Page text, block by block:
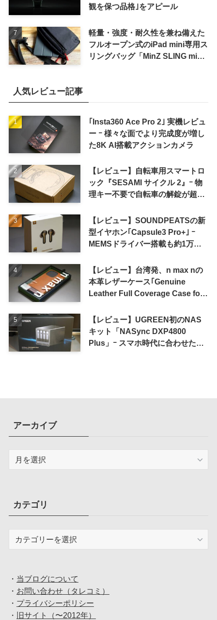
観を保つ品格｣をアピール
軽量・強度・耐久性を兼ね備えた
フルオープン式のiPad mini専用ス
リングバッグ「MinZ SLING mini
人気レビュー記事
｢Insta360 Ace Pro 2｣ 実機レビュ
ー ｰ 様々な面でより完成度が増し
た8K AI搭載アクションカメラ
【レビュー】自転車用スマートロ
ック『SESAMI サイクル 2』ｰ 物
理キー不要で自転車の解錠が超簡
【レビュー】SOUNDPEATSの新
型イヤホン｢Capsule3 Pro+｣ ｰ
MEMSドライバー搭載も約1万円
【レビュー】台湾発、n max nの
本革レザーケース｢Genuine
Leather Full Coverage Case for
【レビュー】UGREEN初のNAS
キット「NASync DXP4800
Plus」ｰ スマホ時代に合わせた設
アーカイブ
ブカテゴリ
・ 当ブログについて
・ お問い合わせ（タレコミ）
・ プライバシーポリシー
・
旧サイト（〜2012年）